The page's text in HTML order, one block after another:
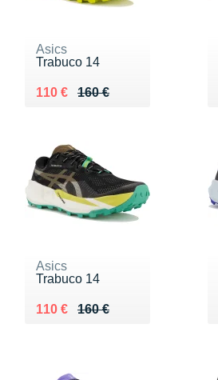
Asics
Trabuco 14
160 €
Au lieu de 160 €
110 €
Vendu 110 €
Asics
Trabuco 14
160 €
Au lieu de 160 €
110 €
Vendu 110 €